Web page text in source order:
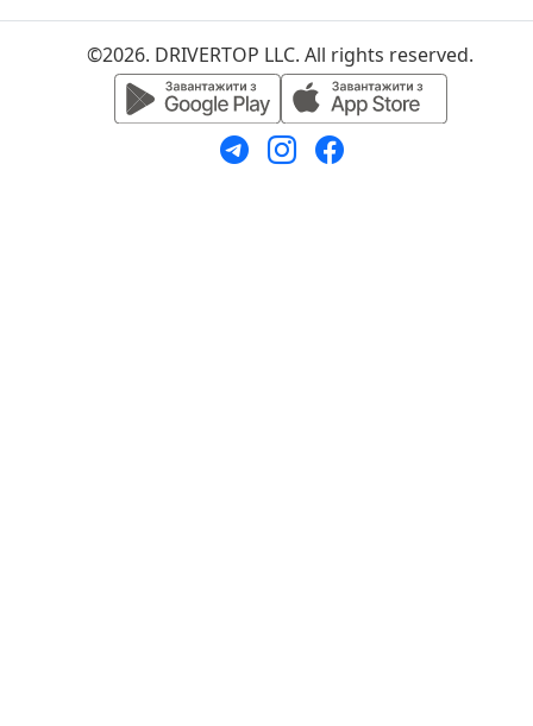
©2026. DRIVERTOP LLC. All rights reserved.